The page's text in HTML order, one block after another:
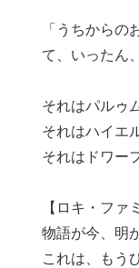
「うちからの
て、いったん
それはパルゥ
それはハイエ
それはドワー
【ロキ・ファ
物語が今、明
これは、もう